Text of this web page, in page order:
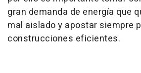
gran demanda de energía que
mal aislado y apostar siempre
construcciones eficientes.